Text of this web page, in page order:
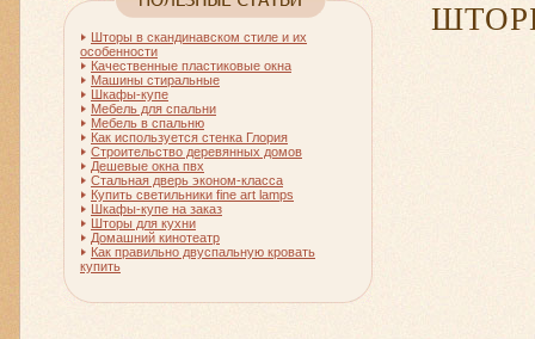
Шторы в скандинавском стиле и их
особенности
Качественные пластиковые окна
Машины стиральные
Шкафы-купе
Мебель для спальни
Мебель в спальню
Как используется стенка Глория
Строительство деревянных домов
Дешевые окна пвх
Стальная дверь эконом-класса
Купить светильники fine art lamps
Шкафы-купе на заказ
Шторы для кухни
Домашний кинотеатр
Как правильно двуспальную кровать
купить